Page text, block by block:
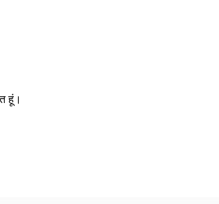
हूं।